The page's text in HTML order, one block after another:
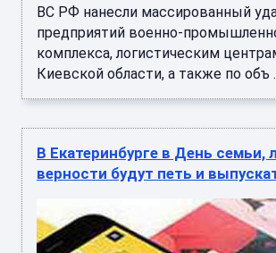
ВС РФ нанесли массированный
предприятий военно-
комплекса, логистическим
Киевской области, а также по объ
В Екатеринбурге в День семьи,
верности будут петь и